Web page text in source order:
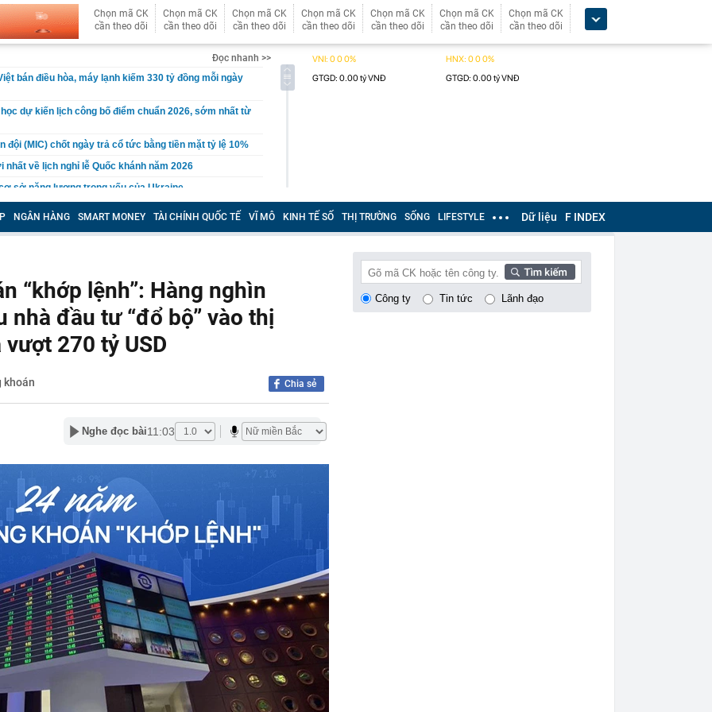
Chọn mã CK
cần theo dõi
Chọn mã CK
cần theo dõi
Chọn mã CK
cần theo dõi
Chọn mã CK
cần theo dõi
Chọn mã CK
cần theo dõi
Chọn mã CK
cần theo dõi
Chọn mã CK
cần theo dõi
Đọc nhanh >>
bán điều hòa, máy lạnh kiếm 330 tỷ đồng mỗi ngày
dự kiến lịch công bố điểm chuẩn 2026, sớm nhất từ
đội (MIC) chốt ngày trả cổ tức bằng tiền mặt tỷ lệ 10%
nhất về lịch nghỉ lễ Quốc khánh năm 2026
sở năng lượng trọng yếu của Ukraine
và chế độ thai sản khi sinh con thứ hai
là 'vua doanh số' toàn cầu, BYD muốn vượt mặt nhưng
mô hình AI mới trước lo ngại an ninh mạng
Thị Hằng SN 1987 liên quan đến số tiền 14 tỷ
Cao Minh SN 2000
giảm 30% thuế thu nhập cho hộ kinh doanh, doanh
tác không thể tự quyết định giá
hoạch đấu giá 8 lô đất tại Khu đô thị mới Thủ Thiêm
thói quen này chứng tỏ họ đang sống giả tạo với chính
báo quan trọng đến người thường xuyên nhận tiền
siêu đập thủy điện lớn nhất thế giới, gấp 3 lần Tam
giềng Tây Nam lo ngại, lập tức ra đề nghị với Bắc
chuyển 1,1 tỷ đồng vào tài khoản của chính mình, người
an chặn giao dịch
NGÂN HÀNG SMART MONEY TÀI CHÍNH QUỐC TẾ VĨ MÔ KINH TẾ SỐ THỊ TRƯỜNG SỐNG LIFESTYLE Dữ liệu F INDEX
“khớp lệnh”: Hàng nghìn
đầu tư “đổ bộ” vào thị
270 tỷ USD
khoán Chia sẻ
Nghe đọc bài11:03
Công ty Tin tức Lãnh đạo